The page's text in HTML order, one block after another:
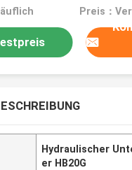
Hydraulischer
er HB20G